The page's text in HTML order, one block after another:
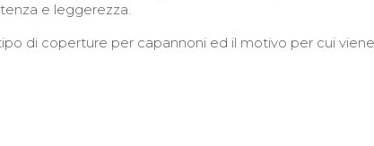
e leggerezza.
di coperture per capannoni ed il motivo per cui